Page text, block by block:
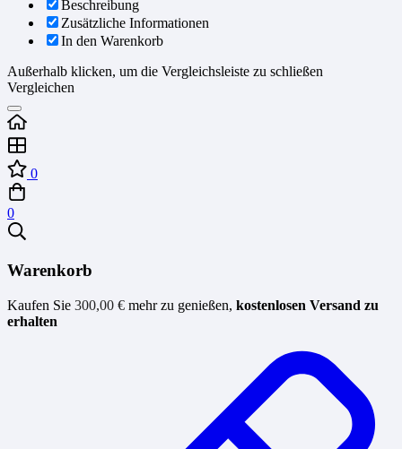
Beschreibung
Zusätzliche Informationen
In den Warenkorb
Außerhalb klicken, um die Vergleichsleiste zu schließen
Vergleichen
0
0
Warenkorb
Kaufen Sie 300,00 € mehr zu genießen, kostenlosen Versand zu
erhalten